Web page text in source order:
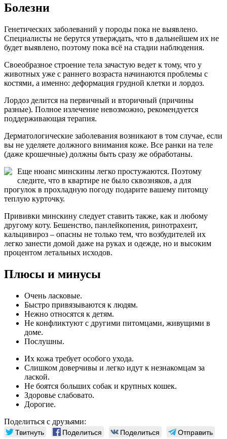
Болезни
Генетических заболеваний у породы пока не выявлено.
Специалисты не берутся утверждать, что в дальнейшем их не
будет выявлено, поэтому пока всё на стадии наблюдения.
Своеобразное строение тела зачастую ведет к тому, что у
животных уже с раннего возраста начинаются проблемы с
костями, а именно: деформация грудной клетки и лордоз.
Лордоз делится на первичный и вторичный (причины
разные). Полное излечение невозможно, рекомендуется
поддерживающая терапия.
Дерматологические заболевания возникают в том случае, если
вы не уделяете должного внимания коже. Все ранки на теле
(даже крошечные) должны быть сразу же обработаны.
Еще нюанс минскины легко простужаются. Поэтому
следите, что в квартире не было сквозняков, а для
прогулок в прохладную погоду подарите вашему питомцу
теплую курточку.
Прививки минскину следует ставить также, как и любому
другому коту. Бешенство, панлейкопения, ринотрахеит,
кальцивироз – опасны не только тем, что возбудителей их
легко занести домой даже на руках и одежде, но и высоким
процентом летальных исходов.
Плюсы и минусы
Очень ласковые.
Быстро привязываются к людям.
Нежно относятся к детям.
Не конфликтуют с другими питомцами, живущими в
доме.
Послушны.
Их кожа требует особого ухода.
Слишком доверчивы и легко идут к незнакомцам за
лаской.
Не боятся больших собак и крупных кошек.
Здоровье слабовато.
Дорогие.
Поделиться с друзьями:
Твитнуть Поделиться Поделиться
Отправить